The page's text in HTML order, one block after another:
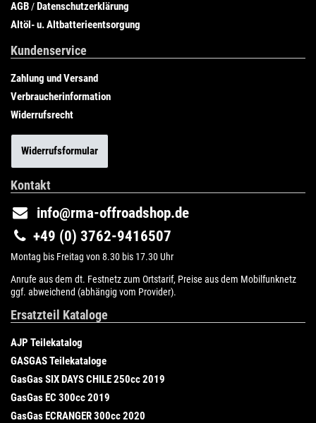
AGB /Datenschutzerklärung
Altöl- u. Altbatterieentsorgung
Kundenservice
Zahlung und Versand
Verbraucherinformation
Widerrufsrecht
Widerrufsformular
Kontakt
info@rma-offroadshop.de
+49 (0) 3762-9416507
Montag bis Freitag von 8.30 bis 17.30 Uhr
Anrufe aus dem dt. Festnetz zum Ortstarif, Preise aus dem Mobilfunknetz
ggf. abweichend (abhängig vom Provider).
Ersatzteil Kataloge
AJP Teilekatalog
GASGAS Teilekataloge
GasGas SIX DAYS CHILE 250cc 2019
GasGas EC 300cc 2019
GasGas ECRANGER 300cc 2020